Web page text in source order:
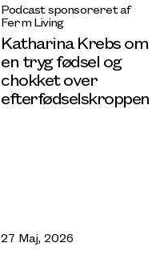
Podcast sponsoreret af
Ferm Living
Katharina Krebs om
en tryg fødsel og
chokket over
efterfødselskroppen
27 Maj, 2026